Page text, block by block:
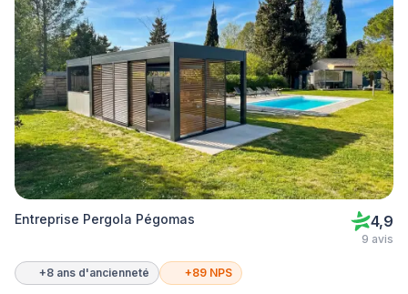
Entreprise Pergola Pégomas 4,9
9 avis
+8 ans d'ancienneté +89 NPS